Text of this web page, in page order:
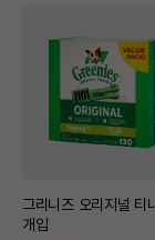
그리니즈 오리지널 티
개입